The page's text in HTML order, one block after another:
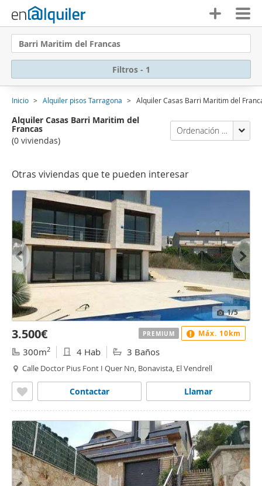
Barri Maritim del Francas
Filtros - 1
Inicio Alquiler pisos Tarragona Alquiler Casas Barri Maritim del
Alquiler Casas Barri Maritim del
Francas
(0 viviendas)
Ordenación Enalquiler
Otras viviendas que te pueden interesar
1/5
3.500€
300m2 4 Hab 3 Baños
Calle Doctor Pius Font I Quer Nn, Bonavista, El Vendrell
Llamar
Contactar
PREMIUM Máx. 10km